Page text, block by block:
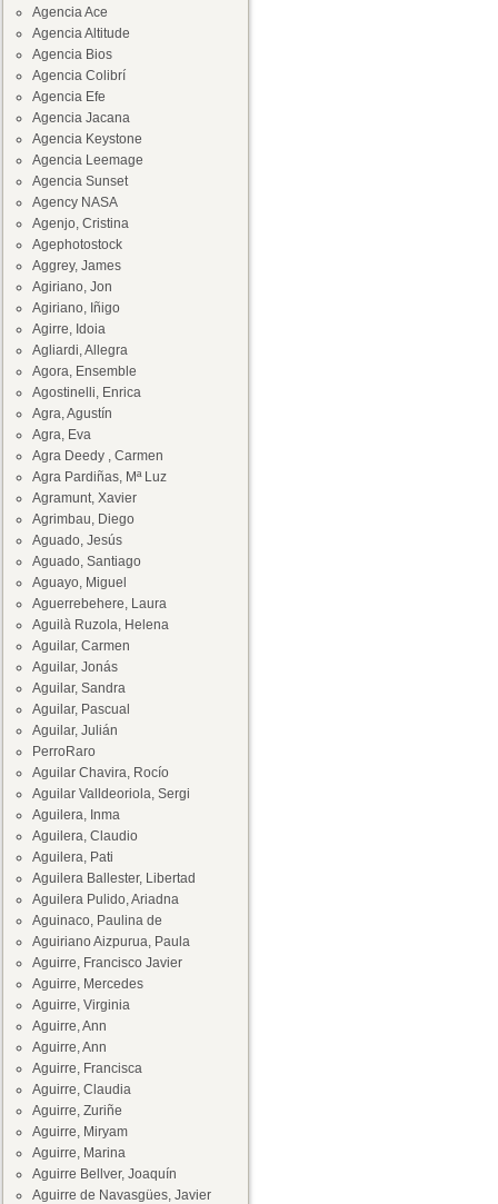
Agencia Ace
Agencia Altitude
Agencia Bios
Agencia Colibrí
Agencia Efe
Agencia Jacana
Agencia Keystone
Agencia Leemage
Agencia Sunset
Agency NASA
Agenjo, Cristina
Agephotostock
Aggrey, James
Agiriano, Jon
Agiriano, Iñigo
Agirre, Idoia
Agliardi, Allegra
Agora, Ensemble
Agostinelli, Enrica
Agra, Agustín
Agra, Eva
Agra Deedy , Carmen
Agra Pardiñas, Mª Luz
Agramunt, Xavier
Agrimbau, Diego
Aguado, Jesús
Aguado, Santiago
Aguayo, Miguel
Aguerrebehere, Laura
Aguilà Ruzola, Helena
Aguilar, Carmen
Aguilar, Jonás
Aguilar, Sandra
Aguilar, Pascual
Aguilar, Julián
PerroRaro
Aguilar Chavira, Rocío
Aguilar Valldeoriola, Sergi
Aguilera, Inma
Aguilera, Claudio
Aguilera, Pati
Aguilera Ballester, Libertad
Aguilera Pulido, Ariadna
Aguinaco, Paulina de
Aguiriano Aizpurua, Paula
Aguirre, Francisco Javier
Aguirre, Mercedes
Aguirre, Virginia
Aguirre, Ann
Aguirre, Ann
Aguirre, Francisca
Aguirre, Claudia
Aguirre, Zuriñe
Aguirre, Miryam
Aguirre, Marina
Aguirre Bellver, Joaquín
Aguirre de Navasgües, Javier